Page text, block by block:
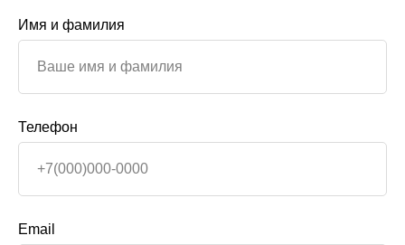
Имя и фамилия
Телефон
Email